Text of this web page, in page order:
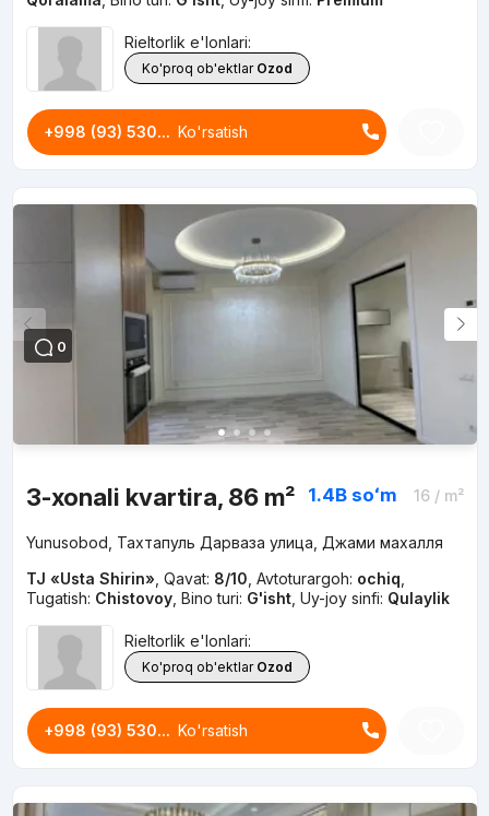
Rieltorlik e'lonlari:
Ko'proq ob'ektlar Ozod
+998 (93) 530... Ko'rsatish
0
3-xonali kvartira, 86 m² 1.4B soʻm 16/ m²
Yunusobod, Тахтапуль Дарваза улица, Джами махалля
TJ «Usta Shirin» Qavat: 8/10 Avtoturargoh: ochiq
Tugatish: Chistovoy, Bino turi: G'isht, Uy-joy sinfi: Qulaylik
Rieltorlik e'lonlari:
Ko'proq ob'ektlar Ozod
+998 (93) 530... Ko'rsatish